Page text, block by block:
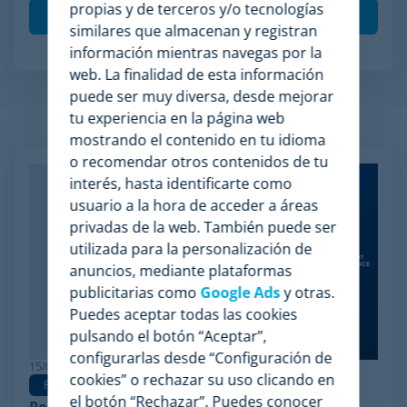
Artículos relacionados
15/06/2026
Pricing Software
propias y de terceros y/o tecnologías
similares que almacenan y registran
información mientras navegas por la
web. La finalidad de esta información
puede ser muy diversa, desde mejorar
tu experiencia en la página web
mostrando el contenido en tu idioma
o recomendar otros contenidos de tu
interés, hasta identificarte como
usuario a la hora de acceder a áreas
privadas de la web. También puede ser
utilizada para la personalización de
anuncios, mediante plataformas
publicitarias como Google Adsy otras.
Puedes aceptar todas las cookies
pulsando el botón “Aceptar”,
configurarlas desde “Configuración de
cookies” o rechazar su uso clicando en
el botón “Rechazar”. Puedes conocer